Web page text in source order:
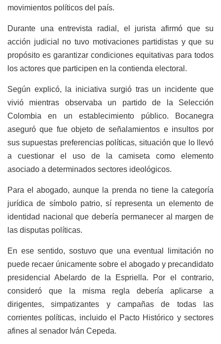
movimientos políticos del país.
Durante una entrevista radial, el jurista afirmó que su
acción judicial no tuvo motivaciones partidistas y que su
propósito es garantizar condiciones equitativas para todos
los actores que participen en la contienda electoral.
Según explicó, la iniciativa surgió tras un incidente que
vivió mientras observaba un partido de la Selección
Colombia en un establecimiento público. Bocanegra
aseguró que fue objeto de señalamientos e insultos por
sus supuestas preferencias políticas, situación que lo llevó
a cuestionar el uso de la camiseta como elemento
asociado a determinados sectores ideológicos.
Para el abogado, aunque la prenda no tiene la categoría
jurídica de símbolo patrio, sí representa un elemento de
identidad nacional que debería permanecer al margen de
las disputas políticas.
En ese sentido, sostuvo que una eventual limitación no
puede recaer únicamente sobre el abogado y precandidato
presidencial Abelardo de la Espriella. Por el contrario,
consideró que la misma regla debería aplicarse a
dirigentes, simpatizantes y campañas de todas las
corrientes políticas, incluido el Pacto Histórico y sectores
afines al senador Iván Cepeda.